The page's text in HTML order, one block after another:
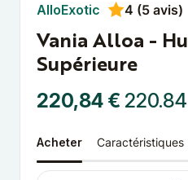
AlloExotic 4 (5 avis)
Vania Alloa -
Supérieure
220,84 € 220.84
Acheter Caractéristiques